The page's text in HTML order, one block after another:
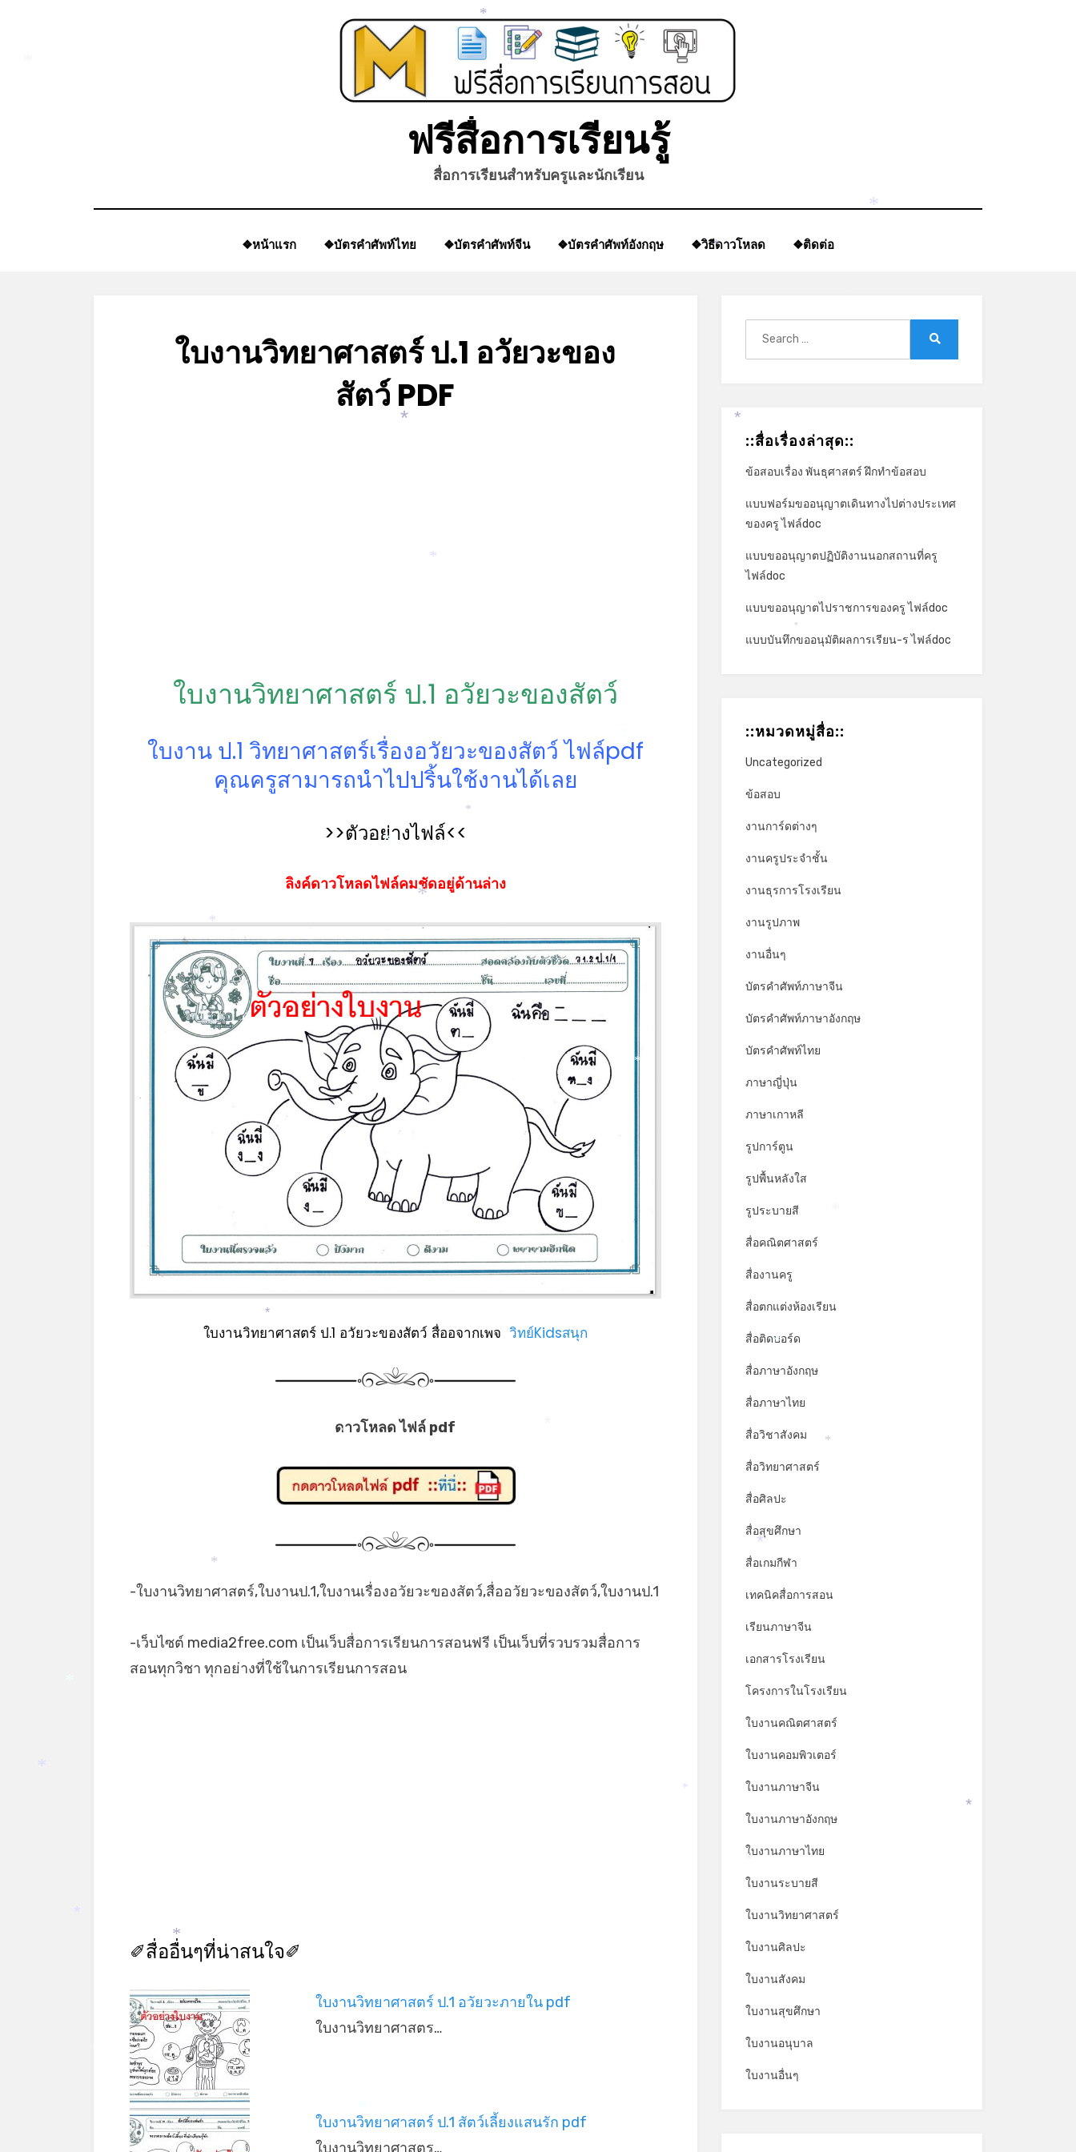
ฟรีสื่อการเรียนรู้
สื่อการเรียนสำหรับครูและนักเรียน
❖หน้าแรก ❖บัตรคำศัพท์ไทย ❖บัตรคำศัพท์จีน ❖บัตรคำศัพท์อังกฤษ ❖วิธีดาวโหลด ❖ติดต่อ
ใบงานวิทยาศาสตร์ ป.1 อวัยวะของ
สัตว์ PDF
ใบงานวิทยาศาสตร์ ป.1 อวัยวะของสัตว์
ใบงาน ป.1 วิทยาศาสตร์เรื่องอวัยวะของสัตว์ ไฟล์pdf
คุณครูสามารถนำไปปริ้นใช้งานได้เลย
>>ตัวอย่างไฟล์<<
ลิงค์ดาวโหลดไฟล์คมชัดอยู่ด้านล่าง
ใบงานวิทยาศาสตร์ ป.1 อวัยวะของสัตว์ สื่ออจากเพจ วิทย์Kidsสนุก
ดาวโหลด ไฟล์ pdf
-ใบงานวิทยาศาสตร์,ใบงานป.1,ใบงานเรื่องอวัยวะของสัตว์,สื่ออวัยวะของสัตว์,ใบงานป.1
-เว็บไซต์ media2free.com เป็นเว็บสื่อการเรียนการสอนฟรี เป็นเว็บที่รวบรวมสื่อการ
สอนทุกวิชา ทุกอย่างที่ใช้ในการเรียนการสอน
✐สื่ออื่นๆที่น่าสนใจ✐
ใบงานวิทยาศาสตร์ ป.1 อวัยวะภายใน pdf
ใบงานวิทยาศาสตร…
ใบงานวิทยาศาสตร์ ป.1 สัตว์เลี้ยงแสนรัก pdf
ใบงานวิทยาศาสตร…
::สื่อเรื่องล่าสุด::
ข้อสอบเรื่อง พันธุศาสตร์ ฝึกทำข้อสอบ
แบบฟอร์มขออนุญาตเดินทางไปต่างประเทศ
ของครู ไฟล์doc
แบบขออนุญาตปฏิบัติงานนอกสถานที่ครู
ไฟล์doc
แบบขออนุญาตไปราชการของครู ไฟล์doc
แบบบันทึกขออนุมัติผลการเรียน-ร ไฟล์doc
::หมวดหมู่สื่อ::
Uncategorized
ข้อสอบ
งานการ์ดต่างๆ
งานครูประจำชั้น
งานธุรการโรงเรียน
งานรูปภาพ
งานอื่นๆ
บัตรคำศัพท์ภาษาจีน
บัตรคำศัพท์ภาษาอังกฤษ
บัตรคำศัพท์ไทย
ภาษาญี่ปุ่น
ภาษาเกาหลี
รูปการ์ตูน
รูปพื้นหลังใส
รูประบายสี
สื่อคณิตศาสตร์
สื่องานครู
สื่อตกแต่งห้องเรียน
สื่อติดบอร์ด
สื่อภาษาอังกฤษ
สื่อภาษาไทย
สื่อวิชาสังคม
สื่อวิทยาศาสตร์
สื่อศิลปะ
สื่อสุขศึกษา
สื่อเกมกีฬา
เทคนิคสื่อการสอน
เรียนภาษาจีน
เอกสารโรงเรียน
โครงการในโรงเรียน
ใบงานคณิตศาสตร์
ใบงานคอมพิวเตอร์
ใบงานภาษาจีน
ใบงานภาษาอังกฤษ
ใบงานภาษาไทย
ใบงานระบายสี
ใบงานวิทยาศาสตร์
ใบงานศิลปะ
ใบงานสังคม
ใบงานสุขศึกษา
ใบงานอนุบาล
ใบงานอื่นๆ
*
*
*
*
*
*
*
*
*
*
*
*
*
*
*
*
*